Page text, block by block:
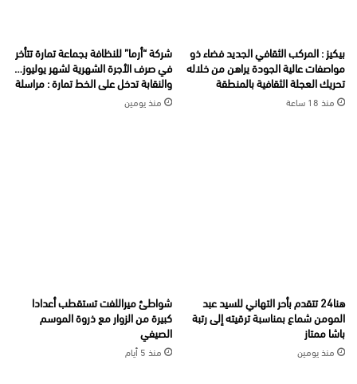
بيكيز : المركب الثقافي الجديد فضاء ذو
مواصفات عالية الجودة يراهن من خلاله
تحريك العجلة الثقافية بالمنطقة
منذ 18 ساعة
شركة “أرما” للنظافة بجماعة تمارة تتأخر
في صرف الأجرة الشهرية لشهر يوليوز…
والنقابة تدخل على الخط تمارة : مراسلة
منذ يومين
هنا24 تتقدم بأحر التهاني للسيد عبد
المومن شماع بمناسبة ترقيته إلى رتبة
باشا ممتاز
منذ يومين
شواطئ ميراللفت تستقطب أعدادا
كبيرة من الزوار مع ذروة الموسم
الصيفي
منذ 5 أيام